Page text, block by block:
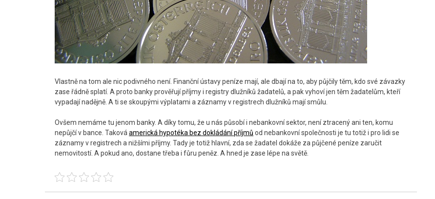
Vlastně na tom ale nic podivného není. Finanční ústavy peníze mají, ale dbají na to, aby půjčily těm, kdo své závazky
zase řádně splatí. A proto banky prověřují příjmy i registry dlužníků žadatelů, a pak vyhoví jen těm žadatelům, kteří
vypadají nadějně. A ti se skoupými výplatami a záznamy v registrech dlužníků mají smůlu.
Ovšem nemáme tu jenom banky. A díky tomu, že u nás působí i nebankovní sektor, není ztracený ani ten, komu
nepůjčí v bance. Taková americká hypotéka bez dokládání příjmů od nebankovní společnosti je tu totiž i pro lidi se
záznamy v registrech a nižšími příjmy. Tady je totiž hlavní, zda se žadatel dokáže za půjčené peníze zaručit
nemovitostí. A pokud ano, dostane třeba i fůru peněz. A hned je zase lépe na světě.